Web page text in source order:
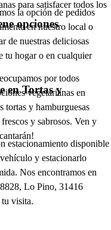
para satisfacer todos los
la opción de pedidos
en nuestro local o
de nuestras deliciosas
tu hogar o en cualquier
opciones
por todos
vegetarianas en
tortas y hamburguesas
y sabrosos. Ven y
en Tortas y
estacionamiento disponible
y estacionarlo
Nos encontramos en
Lo Pino, 31416
visita.